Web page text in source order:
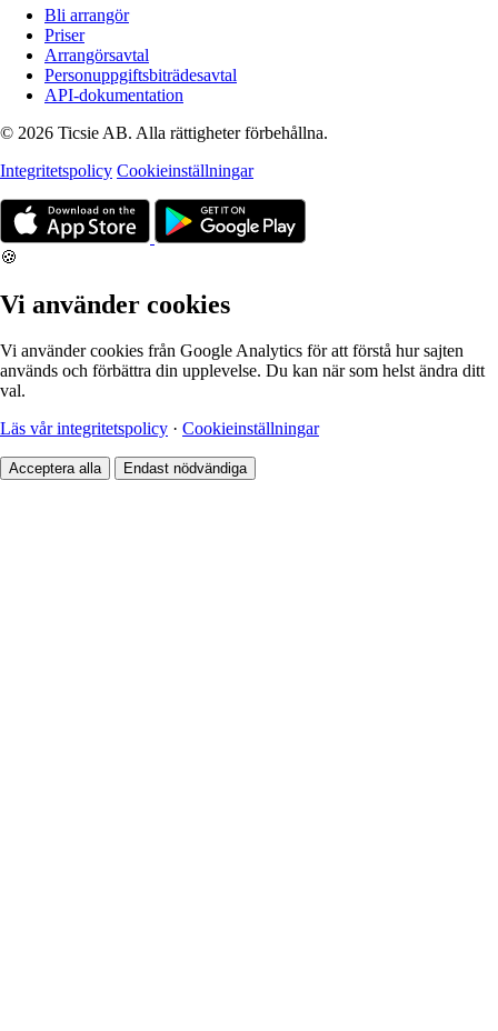
Bli arrangör
Priser
Arrangörsavtal
Personuppgiftsbiträdesavtal
API-dokumentation
© 2026 Ticsie AB. Alla rättigheter förbehållna.
Integritetspolicy Cookieinställningar
🍪
Vi använder cookies
Vi använder cookies från Google Analytics för att förstå hur sajten
används och förbättra din upplevelse. Du kan när som helst ändra ditt
val.
Läs vår integritetspolicy · Cookieinställningar
Acceptera alla Endast nödvändiga